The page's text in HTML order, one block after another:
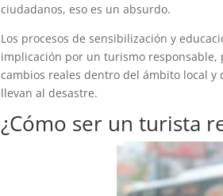
ciudadanos, eso es un absurdo.
Los procesos de sensibilización y
implicación por un turismo
cambios reales dentro del ámbito local
llevan al desastre.
¿Cómo ser un turista